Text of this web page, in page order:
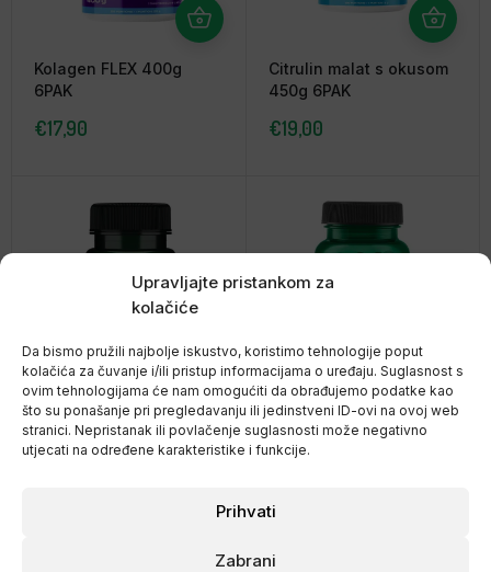
Upravljajte pristankom za
kolačiće
Da bismo pružili najbolje iskustvo, koristimo tehnologije poput
kolačića za čuvanje i/ili pristup informacijama o uređaju. Suglasnost s
ovim tehnologijama će nam omogućiti da obrađujemo podatke kao
što su ponašanje pri pregledavanju ili jedinstveni ID-ovi na ovoj web
stranici. Nepristanak ili povlačenje suglasnosti može negativno
utjecati na određene karakteristike i funkcije.
Prihvati
Zabrani
Kolagen FLEX 400g
6PAK
€17,90
Citrulin malat s okusom
450g 6PAK
€19,00
Albion Cink glicinat (
kelirani cink ) 30mg
90cap, Swanson
Cink Citrat 30mg 60
kapsula Swanson